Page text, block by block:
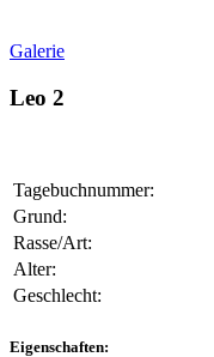
Galerie
Leo 2
Tagebuchnummer:
Grund:
Rasse/Art:
Alter:
Geschlecht:
Eigenschaften: